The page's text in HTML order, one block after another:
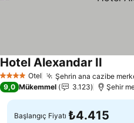
4 Yıldız Otel Şehrin ana cazibe
Hotel Alexandar II
9,0 Mükemmel 3.123 Şehir
Başlangıç Fiyatı ₺4.415